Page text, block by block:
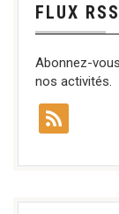
FLUX RSS
Abonnez-
nos activités.